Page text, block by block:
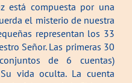
está compuesta por una
el misterio de nuestra
representan los 33
Señor. Las primeras 30
de 6 cuentas)
vida oculta. La cuenta